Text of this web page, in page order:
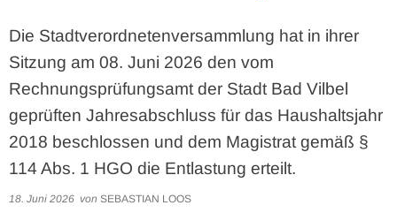
Die Stadtverordnetenversammlung hat in ihrer
Sitzung am 08. Juni 2026 den vom
Rechnungsprüfungsamt der Stadt Bad Vilbel
geprüften Jahresabschluss für das Haushaltsjahr
2018 beschlossen und dem Magistrat gemäß §
114 Abs. 1 HGO die Entlastung erteilt.
18. Juni 2026 von SEBASTIAN LOOS